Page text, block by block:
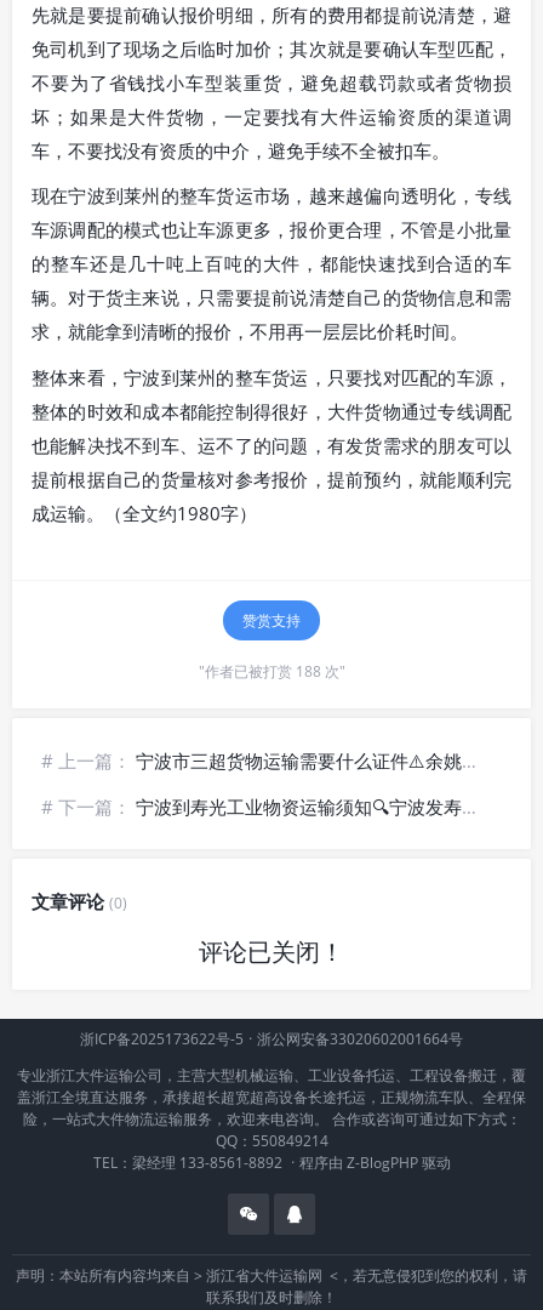
先就是要提前确认报价明细，所有的费用都提前说清楚，避
免司机到了现场之后临时加价；其次就是要确认车型匹配，
不要为了省钱找小车型装重货，避免超载罚款或者货物损
坏；如果是大件货物，一定要找有大件运输资质的渠道调
车，不要找没有资质的中介，避免手续不全被扣车。
现在宁波到莱州的整车货运市场，越来越偏向透明化，专线
车源调配的模式也让车源更多，报价更合理，不管是小批量
的整车还是几十吨上百吨的大件，都能快速找到合适的车
辆。对于货主来说，只需要提前说清楚自己的货物信息和需
求，就能拿到清晰的报价，不用再一层层比价耗时间。
整体来看，宁波到莱州的整车货运，只要找对匹配的车源，
整体的时效和成本都能控制得很好，大件货物通过专线调配
也能解决找不到车、运不了的问题，有发货需求的朋友可以
提前根据自己的货量核对参考报价，提前预约，就能顺利完
成运输。（全文约1980字）
赞赏支持
"作者已被打赏 188 次"
# 上一篇： 宁波市三超货物运输需要什么证件⚠️余姚市重工机械物流_合规办理指南
# 下一篇： 宁波到寿光工业物资运输须知🔍宁波发寿光货运_工程设备专线
文章评论(0)
评论已关闭！
浙ICP备2025173622号-5 · 浙公网安备33020602001664号
专业浙江大件运输公司，主营大型机械运输、工业设备托运、工程设备搬迁，覆
盖浙江全境直达服务，承接超长超宽超高设备长途托运，正规物流车队、全程保
险，一站式大件物流运输服务，欢迎来电咨询。 合作或咨询可通过如下方式：
QQ：550849214
TEL：梁经理 133-8561-8892 · 程序由 Z-BlogPHP驱动
声明：本站所有内容均来自 > 浙江省大件运输网 <，若无意侵犯到您的权利，请
联系我们及时删除！